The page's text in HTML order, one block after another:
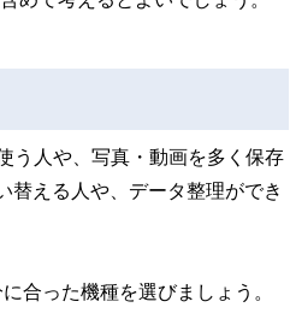
う人や、写真・動画を多く保存
替える人や、データ整理ができ
合った機種を選びましょう。